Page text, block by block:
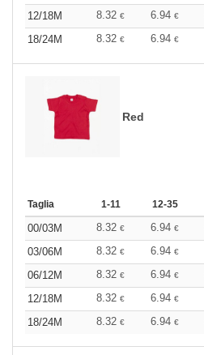
12/18M
8.32 € 6.94 €
18/24M
8.32 € 6.94 €
Red
Taglia 1-11 12-35
00/03M 8.32 € 6.94 €
03/06M
8.32 € 6.94 €
06/12M
8.32 € 6.94 €
12/18M
8.32 € 6.94 €
18/24M
8.32 € 6.94 €